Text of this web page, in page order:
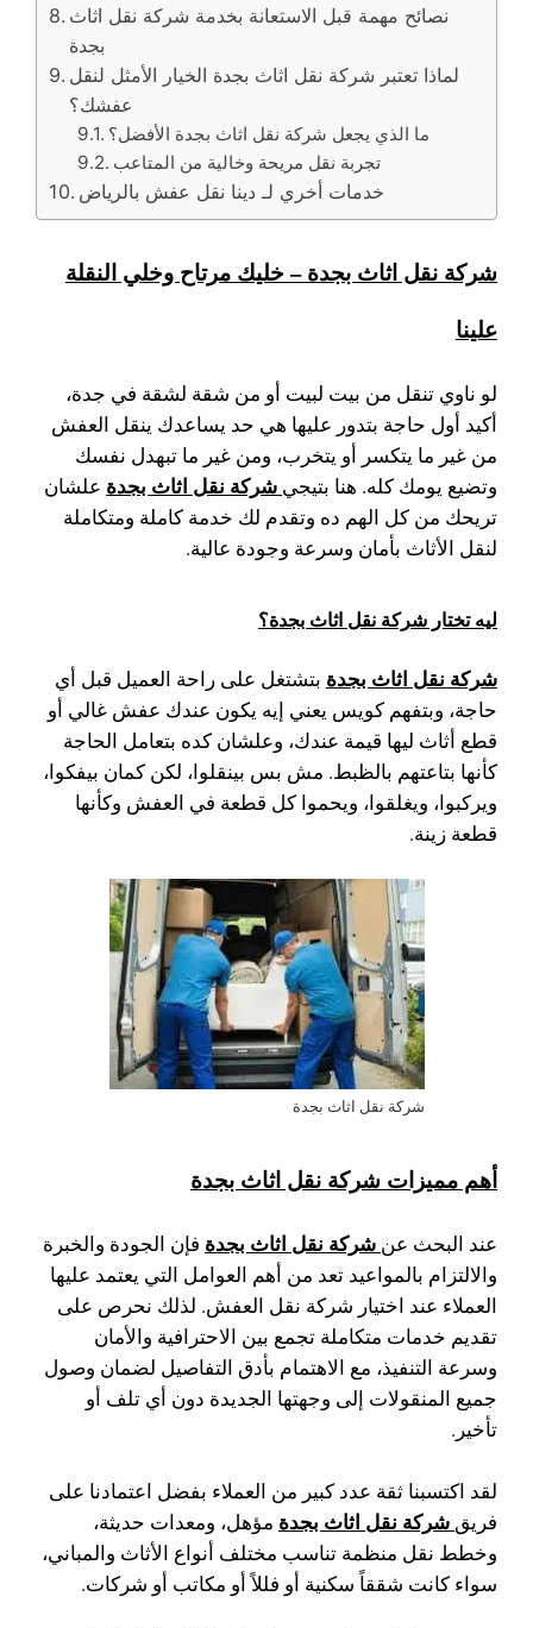
نصائح مهمة قبل الاستعانة بخدمة شركة نقل اثاث
بجدة
لماذا تعتبر شركة نقل اثاث بجدة الخيار الأمثل لنقل
عفشك؟
ما الذي يجعل شركة نقل اثاث بجدة الأفضل؟
تجربة نقل مريحة وخالية من المتاعب
خدمات أخري لـ دينا نقل عفش بالرياض
شركة نقل اثاث بجدة – خليك مرتاح وخلي النقلة
علينا
لو ناوي تنقل من بيت لبيت أو من شقة لشقة في جدة،
أكيد أول حاجة بتدور عليها هي حد يساعدك ينقل العفش
من غير ما يتكسر أو يتخرب، ومن غير ما تبهدل نفسك
وتضيع يومك كله. هنا بتيجي شركة نقل اثاث بجدة علشان
تريحك من كل الهم ده وتقدم لك خدمة كاملة ومتكاملة
لنقل الأثاث بأمان وسرعة وجودة عالية.
ليه تختار شركة نقل اثاث بجدة؟
شركة نقل اثاث بجدة بتشتغل على راحة العميل قبل أي
حاجة، وبتفهم كويس يعني إيه يكون عندك عفش غالي أو
قطع أثاث ليها قيمة عندك، وعلشان كده بتعامل الحاجة
كأنها بتاعتهم بالظبط. مش بس بينقلوا، لكن كمان بيفكوا،
ويركبوا، ويغلقوا، ويحموا كل قطعة في العفش وكأنها
قطعة زينة.
شركة نقل اثاث بجدة
أهم مميزات شركة نقل اثاث بجدة
عند البحث عن شركة نقل اثاث بجدة فإن الجودة والخبرة
والالتزام بالمواعيد تعد من أهم العوامل التي يعتمد عليها
العملاء عند اختيار شركة نقل العفش. لذلك نحرص على
تقديم خدمات متكاملة تجمع بين الاحترافية والأمان
وسرعة التنفيذ، مع الاهتمام بأدق التفاصيل لضمان وصول
جميع المنقولات إلى وجهتها الجديدة دون أي تلف أو
تأخير.
لقد اكتسبنا ثقة عدد كبير من العملاء بفضل اعتمادنا على
فريق شركة نقل اثاث بجدة مؤهل، ومعدات حديثة،
وخطط نقل منظمة تناسب مختلف أنواع الأثاث والمباني،
سواء كانت شققاً سكنية أو فللاً أو مكاتب أو شركات.